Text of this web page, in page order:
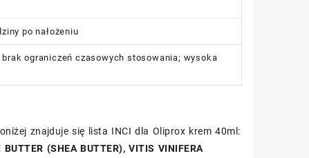
po nałożeniu
ograniczeń czasowych stosowania; wysoka
znajduje się lista INCI dla Oliprox krem 40ml:
BUTTER (SHEA BUTTER), VITIS VINIFERA